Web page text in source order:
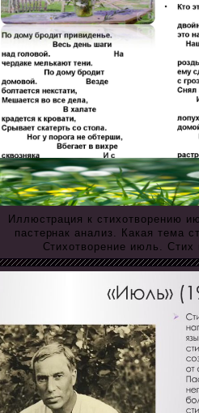
Иллюстрация к стихотворению
пастернак анализ. Какая тема
Стихотворение июль. Стих